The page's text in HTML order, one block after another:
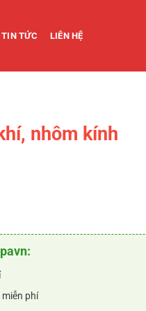
TIN TỨC LIÊN HỆ
nhôm kính
₫.
phí